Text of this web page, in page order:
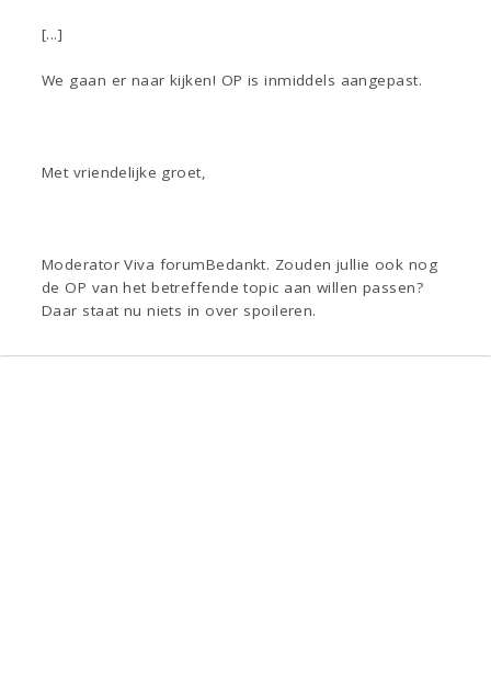
[...]
We gaan er naar kijken! OP is inmiddels aangepast.
Met vriendelijke groet,
Moderator Viva forumBedankt. Zouden jullie ook nog
de OP van het betreffende topic aan willen passen?
Daar staat nu niets in over spoileren.